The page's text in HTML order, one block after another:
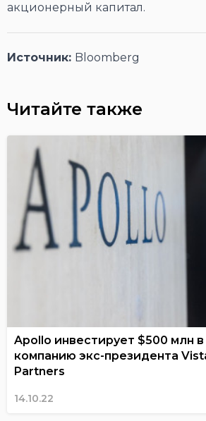
акционерный капитал.
Источник: Bloomberg
Читайте также
Apollo инвестирует $500 млн
компанию экс-президента
Partners
14.10.22